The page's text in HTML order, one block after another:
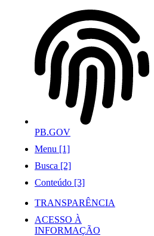
PB.GOV
Menu [1]
Busca [2]
Conteúdo [3]
TRANSPARÊNCIA
ACESSO À
INFORMAÇÃO